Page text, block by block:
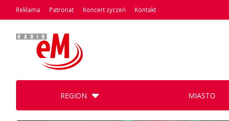
Reklama Patronat Koncert życzeń Kontakt
REGION MIASTO